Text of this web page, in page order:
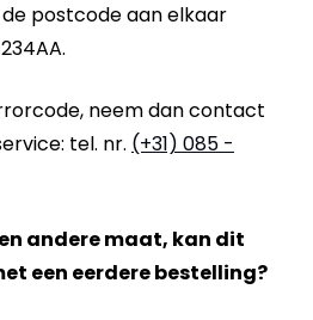
postcode aan elkaar
neem dan contact
tel. nr. (+31) 085 -
andere maat, kan dit
een eerdere bestelling?